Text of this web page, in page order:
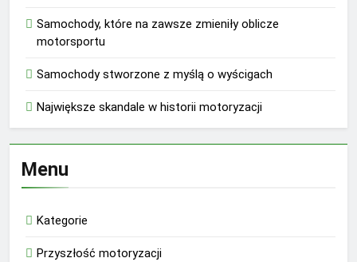
Samochody, które na zawsze zmieniły oblicze
motorsportu
Samochody stworzone z myślą o wyścigach
Największe skandale w historii motoryzacji
Menu
Kategorie
Przyszłość motoryzacji